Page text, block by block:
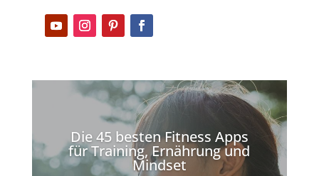
Die 45 besten Fitness Apps
für Training, Ernährung und
Mindset